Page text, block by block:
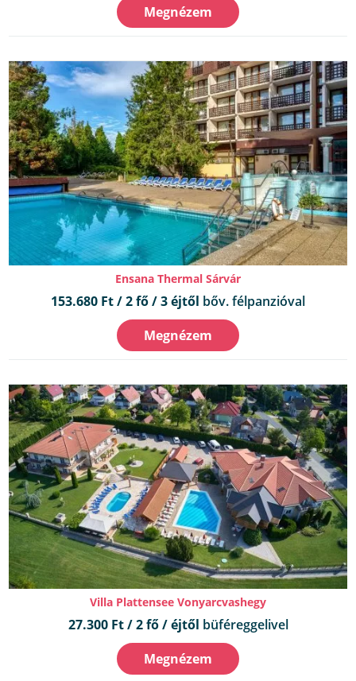
Megnézem
Ensana Thermal Sárvár
153.680 Ft / 2 fő / 3 éjtől bőv. félpanzióval
Megnézem
Villa Plattensee Vonyarcvashegy
27.300 Ft / 2 fő / éjtől büféreggelivel
Megnézem